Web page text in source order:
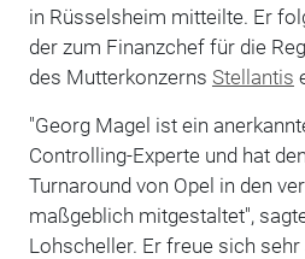
in Rüsselsheim mitteilte. Er
der zum Finanzchef für die
des Mutterkonzerns Stellantis
"Georg Magel ist ein
Controlling-Experte und hat
Turnaround von Opel in den
maßgeblich mitgestaltet",
Lohscheller. Er freue sich